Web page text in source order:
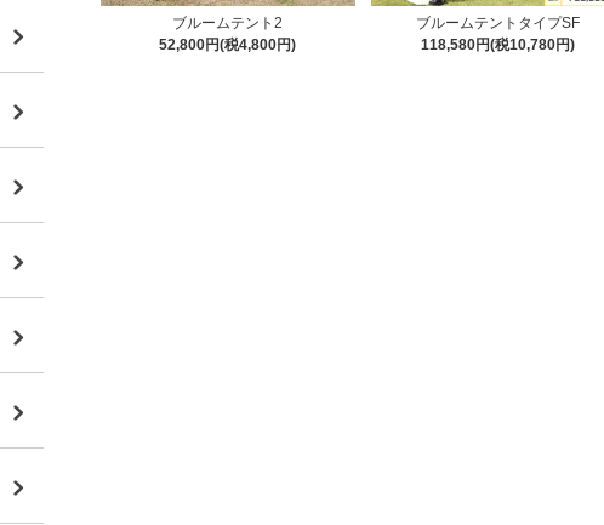
ブルームテント2
52,800円(税4,800円)
ブルームテントタイプSF
118,580円(税10,780円)